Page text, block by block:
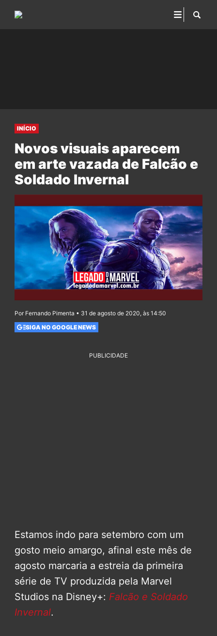
INÍCIO
Novos visuais aparecem
em arte vazada de Falcão e
Soldado Invernal
Por Fernando Pimenta • 31 de agosto de 2020, às 14:50
SIGA NO GOOGLE NEWS
PUBLICIDADE
Estamos indo para setembro com um
gosto meio amargo, afinal este mês de
agosto marcaria a estreia da primeira
série de TV produzida pela Marvel
Studios na Disney+: Falcão e Soldado
Invernal.